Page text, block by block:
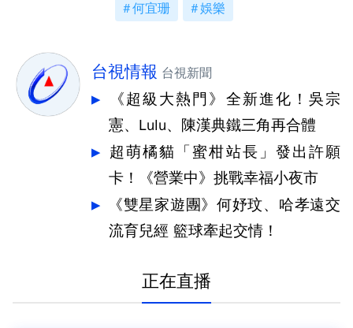
何宜珊 娛樂
台視情報 台視新聞
《超級大熱門》全新進化！吳宗
憲、Lulu、陳漢典鐵三角再合體
超萌橘貓「蜜柑站長」發出許願
卡！《營業中》挑戰幸福小夜市
《雙星家遊團》何妤玟、哈孝遠交
流育兒經 籃球牽起交情！
正在直播